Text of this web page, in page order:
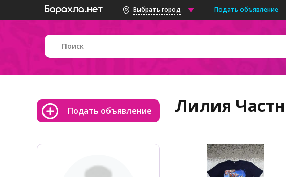
Выбрать город Подать объявление
Подать объявление Лилия